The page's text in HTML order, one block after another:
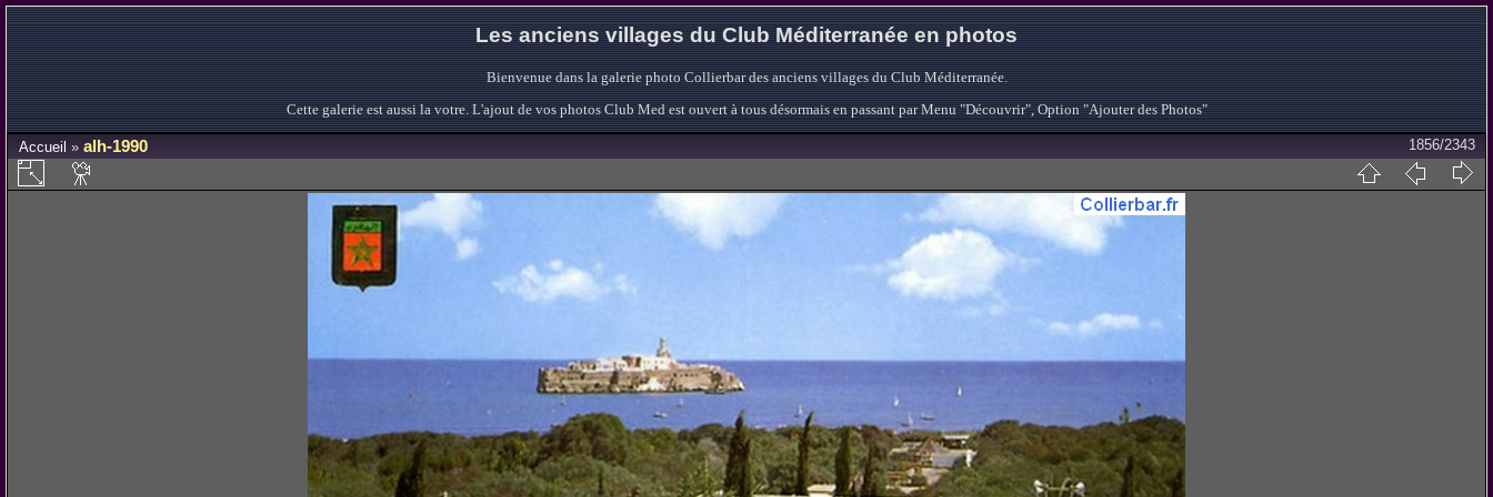
Les anciens villages du Club Méditerranée en photos
Bienvenue dans la galerie photo Collierbar des anciens villages du Club Méditerranée.
Cette galerie est aussi la votre. L'ajout de vos photos Club Med est ouvert à tous désormais en passant par Menu "Découvrir", Option "Ajouter des Photos"
Accueil » alh-1990 1856/2343